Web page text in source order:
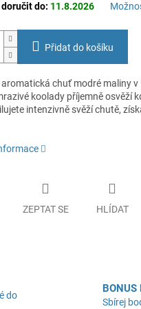
do: 11.8.2026
Přidat do košíku
chuť modré maliny
koolady příjemně osvěží
intenzivně svěží chutě,
ZEPTAT SE HLÍDAT
do
BONUS
Sbírej